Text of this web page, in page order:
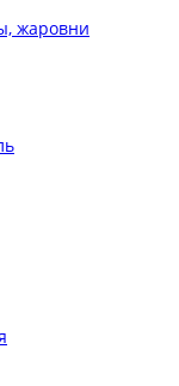
жаровни